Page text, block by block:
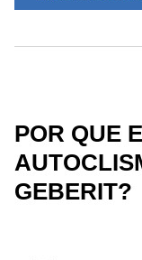
POR QUE
GEBERIT?